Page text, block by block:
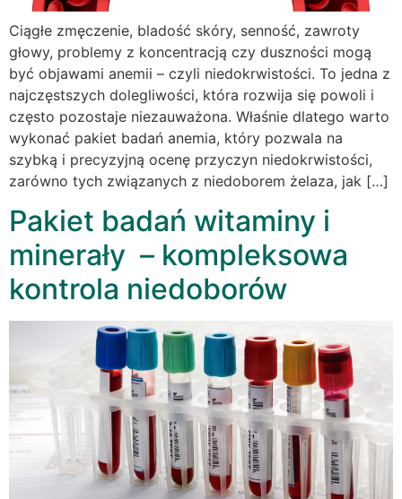
Ciągłe zmęczenie, bladość skóry, senność, zawroty
głowy, problemy z koncentracją czy duszności mogą
być objawami anemii – czyli niedokrwistości. To jedna z
najczęstszych dolegliwości, która rozwija się powoli i
często pozostaje niezauważona. Właśnie dlatego warto
wykonać pakiet badań anemia, który pozwala na
szybką i precyzyjną ocenę przyczyn niedokrwistości,
zarówno tych związanych z niedoborem żelaza, jak […]
Pakiet badań witaminy i
minerały – kompleksowa
kontrola niedoborów